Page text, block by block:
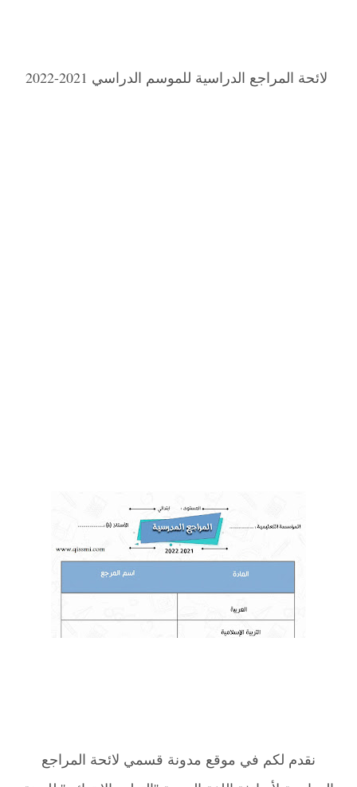
لائحة المراجع الدراسية للموسم الدراسي 2021-2022
نقدم لكم في موقع مدونة قسمي لائحة المراجع